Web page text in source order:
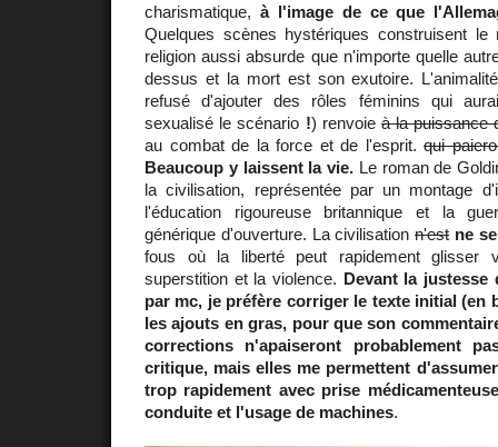
charismatique, à l'image de ce que
Quelques scènes hystériques construisent le
religion aussi absurde que n'importe quelle
dessus et la mort est son exutoire.
refusé d'ajouter des rôles féminins qui
sexualisé le scénario !) renvoieà la puissance
au combat de la force et de l'esprit.qui
Beaucoup y laissent la vie. Le roman de
la civilisation, représentée par un montage
l'éducation rigoureuse britannique et la
générique d'ouverture. La civilisationn'est ne
fous où la liberté peut rapidement glisser
superstition et la violence. Devant la justesse
par mc, je préfère corriger le texte initial (en
les ajouts en gras, pour que son
corrections n'apaiseront probablement
critique, mais elles me permettent
trop rapidement avec prise
conduite et l'usage de machines.